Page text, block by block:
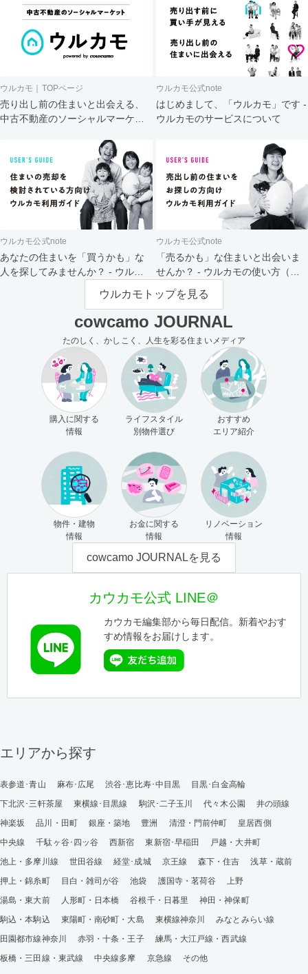
ウルカモ｜TOPページ
売り出し前の住まいと出会える、
中古不動産のソーシャルマーケッ
ウルカモ公式note
はじめまして、「ウルカモ」です -
ウルカモのサービスについて
ウルカモ公式note
あなたの住まいを「買うかも」な
人を探してみませんか？ - ウルカ
ウルカモ公式note
「売るかも」な住まいと出会いま
せんか？ - ウルカモの使い方（買
主さま向け）
ウルカモトップを見る
cowcamo JOURNAL
たのしく、かしこく、人生を彩る住まいメディア
購入に関する
情報
ライフスタイル
別物件選び
おすすめ
エリア紹介
物件・建物
情報
お金に関する
情報
リノベーション
情報
cowcamo JOURNALを見る
カウカモ公式 LINE＠
カウカモ編集部から毎日配信。新着やおす
すめ情報をお届けします。
エリアから探す
表参道･青山 麻布･広尾 渋谷･恵比寿･中目黒
目黒･白金高輪
下北沢･三軒茶屋
東横線･目黒線 駒沢･二子玉川 代々木公園
井の頭線
神楽坂
品川・田町 銀座・築地 豊洲 清澄・門前仲町
皇居西側
中央線
千駄ヶ谷･四ッ谷 西新宿 東新宿･早稲田
戸越・大井町
池上・多摩川線
世田谷線 経堂･成城 京王線 森下・住吉
浅草・蔵前
押上・錦糸町
目白・雑司が谷 池袋 護国寺・茗荷谷
上野
湯島・東大前
人形町・日本橋 谷根千・日暮里
神田・神保町
駒込・本駒込
東陽町・南砂町・大島 東横線神奈川
みなとみらい線
田園都市線神奈川
赤羽・十条・王子
練馬・大江戸線・西武線
板橋・三田線・東武線
中央線多摩 京急線 その他